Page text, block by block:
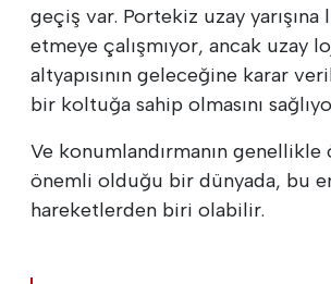
geçiş var. Portekiz uzay
etmeye çalışmıyor, ancak uzay
altyapısının geleceğine karar
bir koltuğa sahip olmasını
Ve konumlandırmanın
önemli olduğu bir dünyada, bu
hareketlerden biri olabilir.